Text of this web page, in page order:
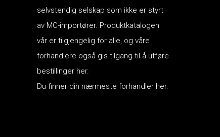
selvstendig selskap som ikke er styrt
av MC-importører. Produktkatalogen
vår er tilgjengelig for alle, og våre
forhandlere også gis tilgang til å utføre
bestillinger her.
Du finner din nærmeste forhandler her.